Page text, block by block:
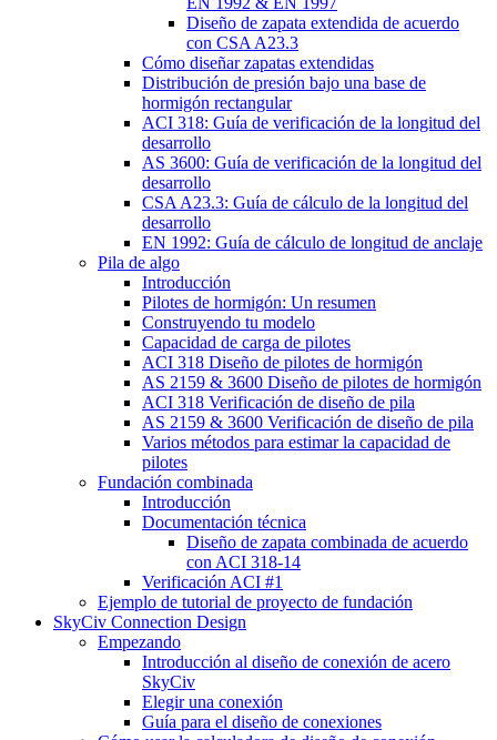
Diseño de zapata extendida de acuerdo
con CSA A23.3
Cómo diseñar zapatas extendidas
Distribución de presión bajo una base de
hormigón rectangular
ACI 318: Guía de verificación de la longitud del
desarrollo
AS 3600: Guía de verificación de la longitud del
desarrollo
CSA A23.3: Guía de cálculo de la longitud del
desarrollo
EN 1992: Guía de cálculo de longitud de anclaje
Pila de algo
Introducción
Pilotes de hormigón: Un resumen
Construyendo tu modelo
Capacidad de carga de pilotes
ACI 318 Diseño de pilotes de hormigón
AS 2159 & 3600 Diseño de pilotes de hormigón
ACI 318 Verificación de diseño de pila
AS 2159 & 3600 Verificación de diseño de pila
Varios métodos para estimar la capacidad de
pilotes
Fundación combinada
Introducción
Documentación técnica
Diseño de zapata combinada de acuerdo
con ACI 318-14
Verificación ACI #1
Ejemplo de tutorial de proyecto de fundación
SkyCiv Connection Design
Empezando
Introducción al diseño de conexión de acero
SkyCiv
Elegir una conexión
Guía para el diseño de conexiones